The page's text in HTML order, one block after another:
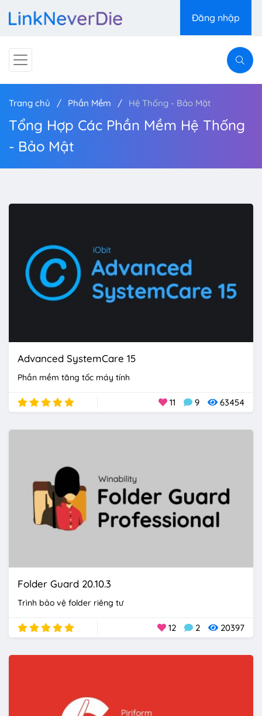
Đăng nhập
Trang chủ Phần Mềm Hệ Thống - Bảo Mật
Tổng Hợp Các Phần Mềm Hệ Thống
- Bảo Mật
Advanced SystemCare 15
Phần mềm tăng tốc máy tính
11 9 63454
Folder Guard 20.10.3
Trình bảo vệ folder riêng tư
12 2 20397